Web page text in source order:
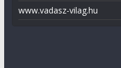
www.vadasz-vilag.hu